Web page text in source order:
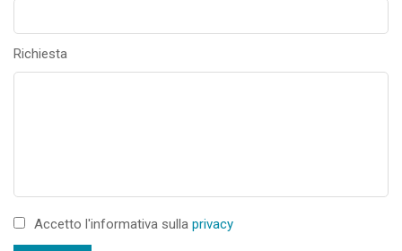
Richiesta
Accetto l'informativa sulla privacy